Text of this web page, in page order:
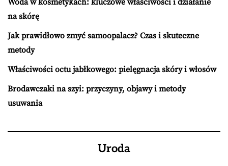
Woda w kosmetykach: kluczowe właściwości i działanie
na skórę
Jak prawidłowo zmyć samoopalacz? Czas i skuteczne
metody
Właściwości octu jabłkowego: pielęgnacja skóry i włosów
Brodawczaki na szyi: przyczyny, objawy i metody
usuwania
Uroda